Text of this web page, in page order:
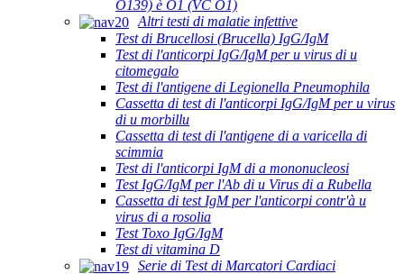
O139) è O1 (VC O1)
Altri testi di malatie infettive
Test di Brucellosi (Brucella) IgG/IgM
Test di l'anticorpi IgG/IgM per u virus di u
citomegalo
Test di l'antigene di Legionella Pneumophila
Cassetta di test di l'anticorpi IgG/IgM per u virus
di u morbillu
Cassetta di test di l'antigene di a varicella di
scimmia
Test di l'anticorpi IgM di a mononucleosi
Test IgG/IgM per l'Ab di u Virus di a Rubella
Cassetta di test IgM per l'anticorpi contr'à u
virus di a rosolia
Test Toxo IgG/IgM
Test di vitamina D
Serie di Test di Marcatori Cardiaci